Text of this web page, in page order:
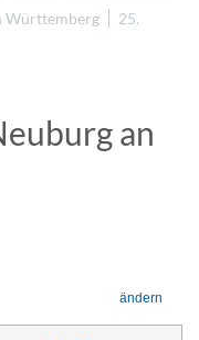
Württemberg
25.
an